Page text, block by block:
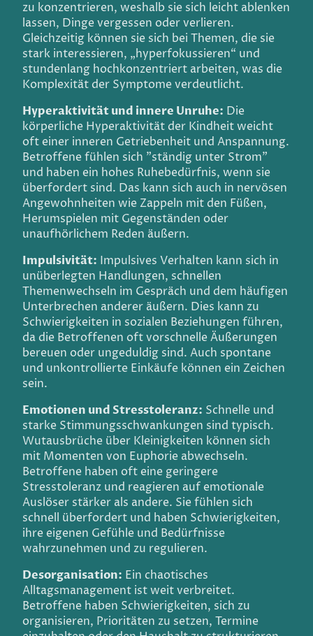
zu konzentrieren, weshalb sie sich leicht ablenken
lassen, Dinge vergessen oder verlieren.
Gleichzeitig können sie sich bei Themen, die sie
stark interessieren, „hyperfokussieren“ und
stundenlang hochkonzentriert arbeiten, was die
Komplexität der Symptome verdeutlicht.
Hyperaktivität und innere Unruhe: Die
körperliche Hyperaktivität der Kindheit weicht
oft einer inneren Getriebenheit und Anspannung.
Betroffene fühlen sich "ständig unter Strom"
und haben ein hohes Ruhebedürfnis, wenn sie
überfordert sind. Das kann sich auch in nervösen
Angewohnheiten wie Zappeln mit den Füßen,
Herumspielen mit Gegenständen oder
unaufhörlichem Reden äußern.
Impulsivität: Impulsives Verhalten kann sich in
unüberlegten Handlungen, schnellen
Themenwechseln im Gespräch und dem häufigen
Unterbrechen anderer äußern. Dies kann zu
Schwierigkeiten in sozialen Beziehungen führen,
da die Betroffenen oft vorschnelle Äußerungen
bereuen oder ungeduldig sind. Auch spontane
und unkontrollierte Einkäufe können ein Zeichen
sein.
Emotionen und Stresstoleranz: Schnelle und
starke Stimmungsschwankungen sind typisch.
Wutausbrüche über Kleinigkeiten können sich
mit Momenten von Euphorie abwechseln.
Betroffene haben oft eine geringere
Stresstoleranz und reagieren auf emotionale
Auslöser stärker als andere. Sie fühlen sich
schnell überfordert und haben Schwierigkeiten,
ihre eigenen Gefühle und Bedürfnisse
wahrzunehmen und zu regulieren.
Desorganisation: Ein chaotisches
Alltagsmanagement ist weit verbreitet.
Betroffene haben Schwierigkeiten, sich zu
organisieren, Prioritäten zu setzen, Termine